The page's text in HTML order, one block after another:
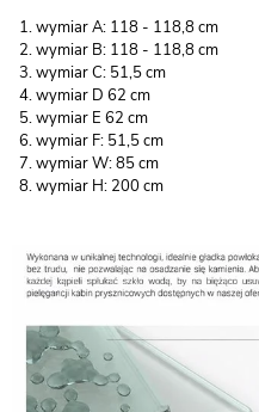
wymiar A: 118 - 118,8 cm
wymiar B: 118 - 118,8 cm
wymiar C: 51,5 cm
wymiar D 62 cm
wymiar E 62 cm
wymiar F: 51,5 cm
wymiar W: 85 cm
wymiar H: 200 cm